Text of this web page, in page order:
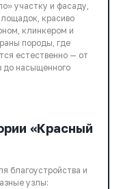
участку и фасаду,
красиво
клинкером и
породы, где
естественно — от
до насыщенного
«Красный
благоустройства и
узлы: